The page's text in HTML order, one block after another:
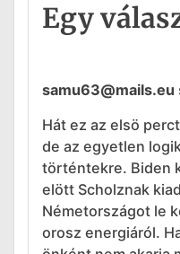
Egy
samu63@mails.eu
Hát ez az elsö
de az egyetlen
történtekre. Biden
elött Scholznak
Németországot le
orosz energiáról.